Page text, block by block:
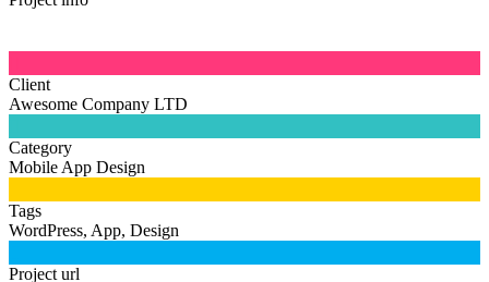
Client
Awesome Company LTD
Category
Mobile App Design
Tags
WordPress, App, Design
Project url